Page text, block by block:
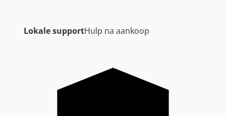
Lokale supportHulp na aankoop